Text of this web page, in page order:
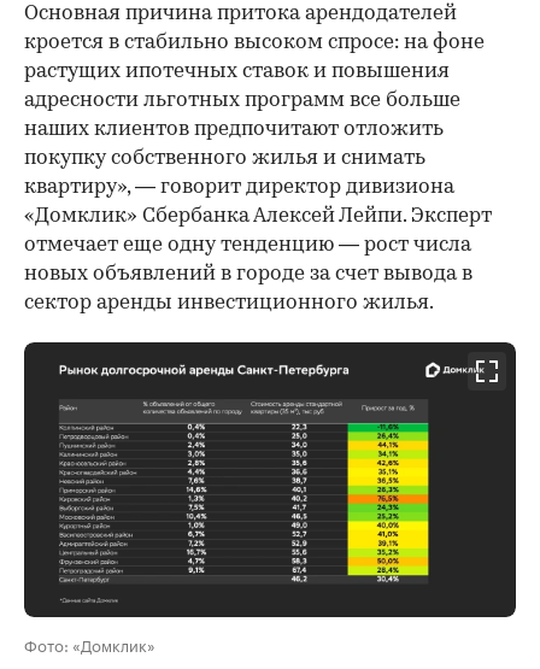
Основная причина притока арендодателей
кроется в стабильно высоком спросе: на фоне
растущих ипотечных ставок и повышения
адресности льготных программ все больше
наших клиентов предпочитают отложить
покупку собственного жилья и снимать
квартиру», — говорит директор дивизиона
«Домклик» Сбербанка Алексей Лейпи. Эксперт
отмечает еще одну тенденцию — рост числа
новых объявлений в городе за счет вывода в
сектор аренды инвестиционного жилья.
Фото: «Домклик»